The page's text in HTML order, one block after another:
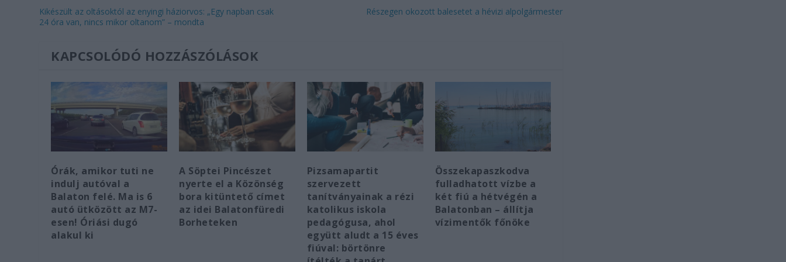
Kikészült az oltásoktól az enyingi háziorvos: „Egy napban csak
24 óra van, nincs mikor oltanom” – mondta
Részegen okozott balesetet a hévizi alpolgármester
KAPCSOLÓDÓ HOZZÁSZÓLÁSOK
Órák, amikor tuti ne
indulj autóval a
Balaton felé. Ma is 6
autó ütközött az M7-
esen! Óriási dugó
alakul ki
A Söptei Pincészet
nyerte el a Közönség
bora kitüntető címet
az idei Balatonfüredi
Borheteken
Pizsamapartit
szervezett
tanítványainak a rézi
katolikus iskola
pedagógusa, ahol
együtt aludt a 15 éves
fiúval: börtönre
Összekapaszkodva
fulladhatott vízbe a
két fiú a hétvégén a
Balatonban – állítja
vízimentők főnöke